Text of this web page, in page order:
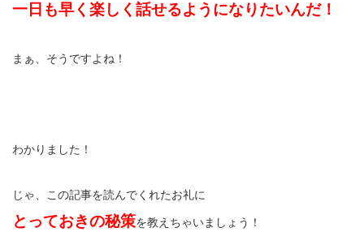
一日も早く楽しく話せるようになりたいんだ！
まぁ、そうですよね！
わかりました！
じゃ、この記事を読んでくれたお礼に
とっておきの秘策を教えちゃいましょう！